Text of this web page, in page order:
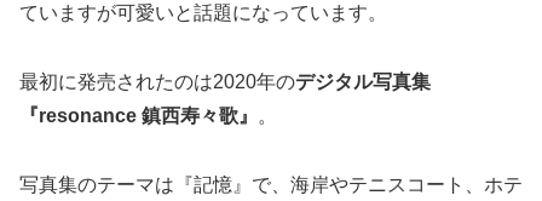
ていますが可愛いと話題になっています。
最初に発売されたのは2020年のデジタル写真集
『resonance 鎮西寿々歌』
。
写真集のテーマは『記憶』で、海岸やテニスコート、ホテ